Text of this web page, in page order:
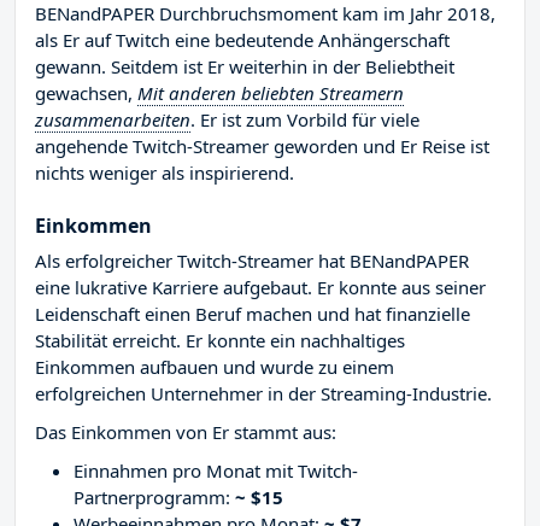
BENandPAPER Durchbruchsmoment kam im Jahr 2018,
als Er auf Twitch eine bedeutende Anhängerschaft
gewann. Seitdem ist Er weiterhin in der Beliebtheit
gewachsen, Mit anderen beliebten Streamern
zusammenarbeiten. Er ist zum Vorbild für viele
angehende Twitch-Streamer geworden und Er Reise ist
nichts weniger als inspirierend.
Einkommen
Als erfolgreicher Twitch-Streamer hat BENandPAPER
eine lukrative Karriere aufgebaut. Er konnte aus seiner
Leidenschaft einen Beruf machen und hat finanzielle
Stabilität erreicht. Er konnte ein nachhaltiges
Einkommen aufbauen und wurde zu einem
erfolgreichen Unternehmer in der Streaming-Industrie.
Das Einkommen von Er stammt aus:
Einnahmen pro Monat mit Twitch-
Partnerprogramm: ~ $15